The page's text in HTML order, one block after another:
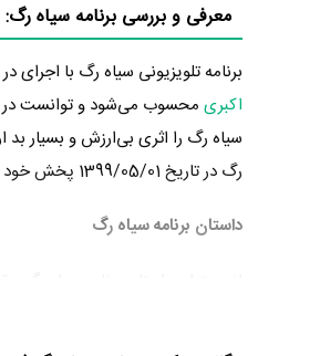
معرفی و بررسی برنامه سیاه رگ:
برنامه تلویزیونی سیاه رگ با اجرای در 2 سال پیش یعنی سال 1399 در گونه مستند و در شبکه مستند تولید شده است. سیاه رگ که اولین برنامه
اکبری محسوب می‌شود و توانست در
سیاه رگ را اثری بی‌ارزش و بسیار بد
رگ در تاریخ 1399/05/01 پخش خود را آغاز کرد.
داستان برنامه سیاه رگ